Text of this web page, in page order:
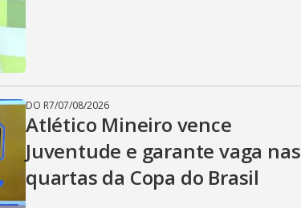
DO R7/07/08/2026
Atlético Mineiro vence
Juventude e garante vaga nas
quartas da Copa do Brasil